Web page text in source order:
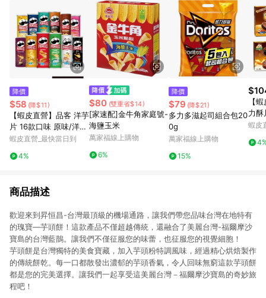
降價
$58 (降$11)
【蝦皮直營】品客 洋芋
片 16款口味 原味/洋
蔥/披薩/起司 薯片 餅
蝦皮直營_最快當日到
4%
$80 (雙重省$14)
[家速配]金牛角家庭號-
海鹽玉米
萬家福線上購物
6%
降價
$79 (降$21)
多力多滋起司組合包20
0g
萬家福線上購物
15%
【
力
盒
心
蝦皮
商品描述
歡迎來到昇恒昌-台灣最頂級的機場通路，讓我們帶您品味台灣在地特有
的瑰寶—芋頭餅！這款產品不僅超越傳統，還融合了美麗台灣-福爾摩沙
寶島的台灣藍鵲。讓我們不僅征服您的味蕾，也征服您的視覺細胞！
芋頭餅是台灣獨特的美食寶藏，加入芋頭粉特調風味，經過精心烘焙製作
的傳統餅乾。每一口都散發出濃郁的芋頭香氣，令人回味無窮這款芋頭餅
都是您的完美選擇。讓我們一起享受這美麗台灣－福爾摩沙寶島的奇妙旅
程吧！